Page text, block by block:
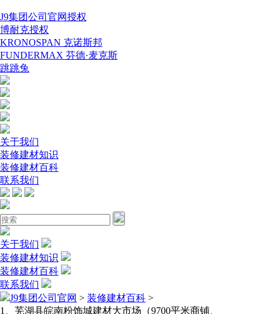
J9集团公司官网授权
博耐克授权
KRONOSPAN 克诺斯邦
FUNDERMAX 芬德·麦克斯
跳跳兔
关于我们
装修建材知识
装修建材百科
联系我们
关于我们
装修建材知识
装修建材百科
联系我们
J9集团公司官网 > 装修建材百科 >
1、芜湖县皖南粉饰城建材大市场（9700平米商铺、